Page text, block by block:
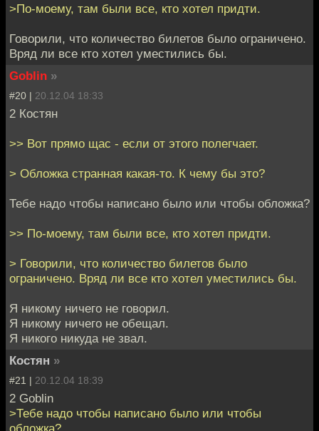
>По-моему, там были все, кто хотел придти.
Говорили, что количество билетов было ограничено.
Вряд ли все кто хотел уместились бы.
Goblin »
#20 | 20.12.04 18:33
2 Костян
>> Вот прямо щас - если от этого полегчает.
> Обложка странная какая-то. К чему бы это?
Тебе надо чтобы написано было или чтобы обложка?
>> По-моему, там были все, кто хотел придти.
> Говорили, что количество билетов было
ограничено. Вряд ли все кто хотел уместились бы.
Я никому ничего не говорил.
Я никому ничего не обещал.
Я никого никуда не звал.
Костян »
#21 | 20.12.04 18:39
2 Goblin
>Тебе надо чтобы написано было или чтобы
обложка?